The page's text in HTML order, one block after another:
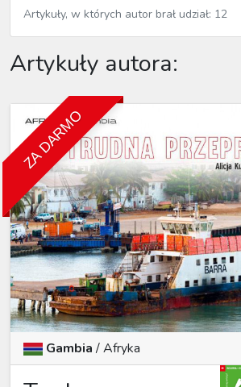
Artykuły, w których autor brał udział: 12
Artykuły autora:
ZA DARMO
Gambia/ Afryka